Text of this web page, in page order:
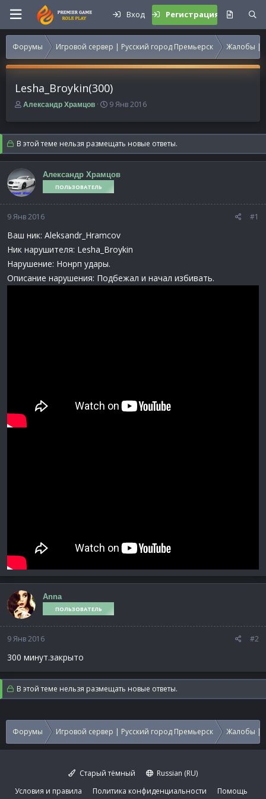
Вход Регистрация
Форумы Игровой сервер | Русский город Премьерск Жалобы |
Lesha_Broykin(300)
А
т
о
р
т
е
м
ы
Александр Храмцов
Д
т
а
н
а
а
л
9 Янв 2016
В этой теме нельзя размещать новые ответы.
Александр Храмцов
ПОЛЬЗОВАТЕЛЬ
9 Янв 2016 #1
Ваш ник: Aleksandr_Hramcov
Ник нарушителя: Lesha_Broykin
Нарушение: Нонрп удары.
Описание нарушения: Подбежал и начал избивать.
Anna
ПОЛЬЗОВАТЕЛЬ
9 Янв 2016 #2
300 минут.закрыто
В этой теме нельзя размещать новые ответы.
Форумы Игровой сервер | Русский город Премьерск Жалобы |
Старый тёмный
Russian (RU)
Условия и правила
Политика конфиденциальности Помощь